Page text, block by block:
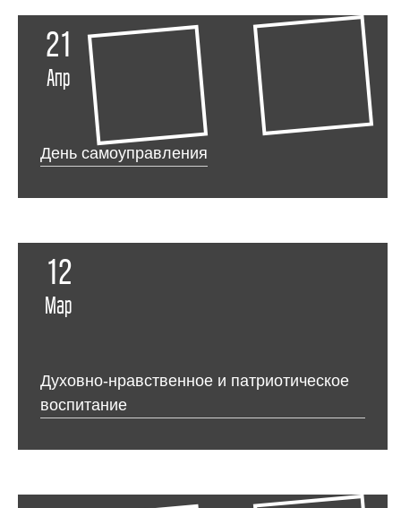
21
Апр
День самоуправления
12
Мар
Духовно-нравственное и патриотическое
воспитание